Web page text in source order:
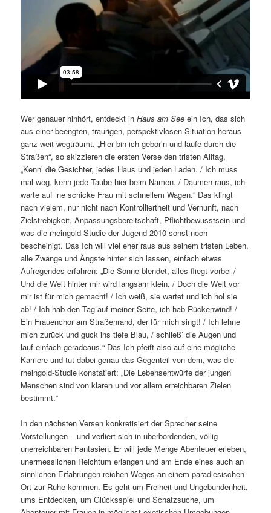
Wer genauer hinhört, entdeckt inHaus am See ein Ich, das sich
aus einer beengten, traurigen, perspektivlosen Situation heraus
ganz weit wegträumt. „Hier bin ich gebor’n und laufe durch die
Straßen“, so skizzieren die ersten Verse den tristen Alltag,
„Kenn’ die Gesichter, jedes Haus und jeden Laden. / Ich muss
mal weg, kenn jede Taube hier beim Namen. / Daumen raus, ich
warte auf ’ne schicke Frau mit schnellem Wagen.“ Das klingt
nach vielem, nur nicht nach Kontrolliertheit und Vernunft, nach
Zielstrebigkeit, Anpassungsbereitschaft, Pflichtbewusstsein und
was die rheingold-Studie der Jugend 2010 sonst noch
bescheinigt. Das Ich will viel eher raus aus seinem tristen Leben,
alle Zwänge und Ängste hinter sich lassen, einfach etwas
Aufregendes erfahren: „Die Sonne blendet, alles fliegt vorbei /
Und die Welt hinter mir wird langsam klein. / Doch die Welt vor
mir ist für mich gemacht! / Ich weiß, sie wartet und ich hol sie
ab! / Ich hab den Tag auf meiner Seite, ich hab Rückenwind! /
Ein Frauenchor am Straßenrand, der für mich singt! / Ich lehne
mich zurück und guck ins tiefe Blau, / schließ’ die Augen und
lauf einfach geradeaus.“ Das Ich pfeift also auf eine mögliche
Karriere und tut dabei genau das Gegenteil von dem, was die
rheingold-Studie konstatiert: „Die Lebensentwürfe der jungen
Menschen sind von klaren und vor allem erreichbaren Zielen
bestimmt.“
In den nächsten Versen konkretisiert der Sprecher seine
Vorstellungen – und verliert sich in überbordenden, völlig
unerreichbaren Fantasien. Er will jede Menge Abenteuer erleben,
unermesslichen Reichtum erlangen und am Ende eines auch an
sinnlichen Erfahrungen reichen Weges an einem paradiesischen
Ort zur Ruhe kommen. Es geht um Freiheit und Ungebundenheit,
ums Entdecken, um Glücksspiel und Schatzsuche, um